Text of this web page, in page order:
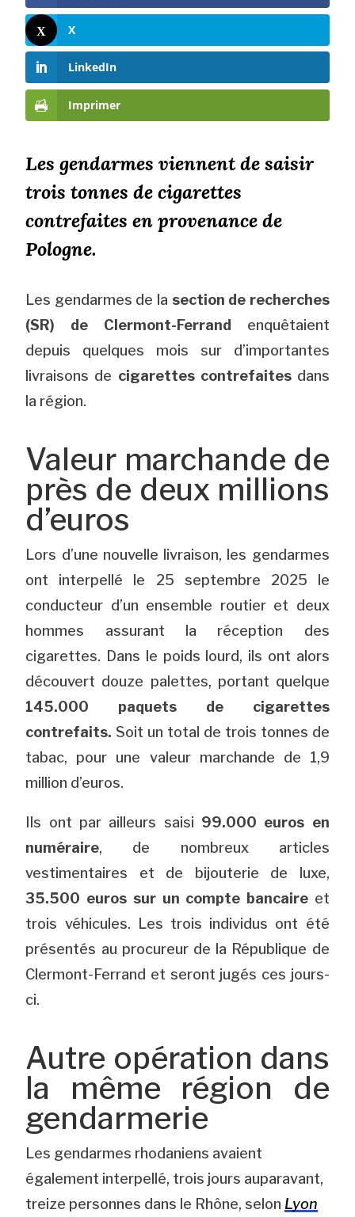
X
LinkedIn
Imprimer
Les gendarmes viennent de saisir
trois tonnes de cigarettes
contrefaites en provenance de
Pologne.
Les gendarmes de la section de recherches
(SR) de Clermont-Ferrand
enquêtaient
depuis quelques mois sur d’importantes
livraisons de cigarettes contrefaitesdans
la région.
Valeur marchande de
près de deux millions
d’euros
Lors d’une nouvelle livraison, les gendarmes
ont interpellé le 25 septembre 2025 le
conducteur d’un ensemble routier et deux
hommes assurant la réception des
cigarettes. Dans le poids lourd, ils ont alors
découvert douze palettes, portant quelque
145.000 paquets de cigarettes
contrefaits. Soit un total de trois tonnes de
tabac, pour une valeur marchande de 1,9
million d’euros.
Ils ont par ailleurs saisi 99.000 euros en
numéraire, de nombreux articles
vestimentaires et de bijouterie de luxe,
35.500 euros sur un compte bancaireet
trois véhicules. Les trois individus ont été
présentés au procureur de la République de
Clermont-Ferrand et seront jugés ces jours-
ci.
Autre opération dans
la même région de
gendarmerie
Les gendarmes rhodaniens avaient
également interpellé, trois jours auparavant,
treize personnes dans le Rhône, selon Lyon